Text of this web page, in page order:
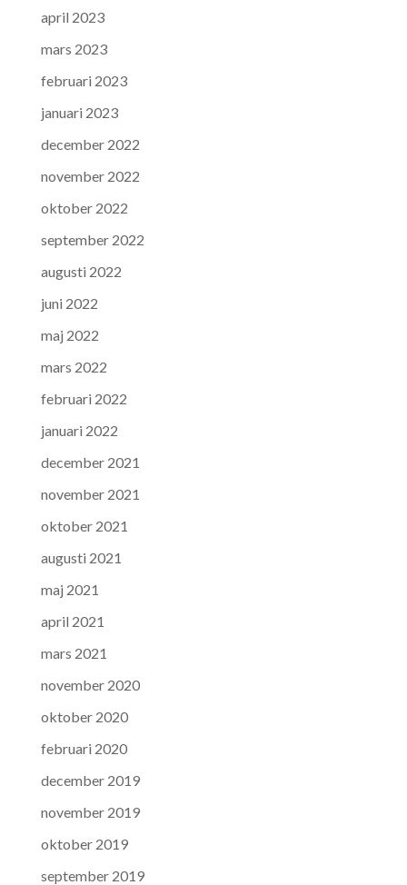
april 2023
mars 2023
februari 2023
januari 2023
december 2022
november 2022
oktober 2022
september 2022
augusti 2022
juni 2022
maj 2022
mars 2022
februari 2022
januari 2022
december 2021
november 2021
oktober 2021
augusti 2021
maj 2021
april 2021
mars 2021
november 2020
oktober 2020
februari 2020
december 2019
november 2019
oktober 2019
september 2019